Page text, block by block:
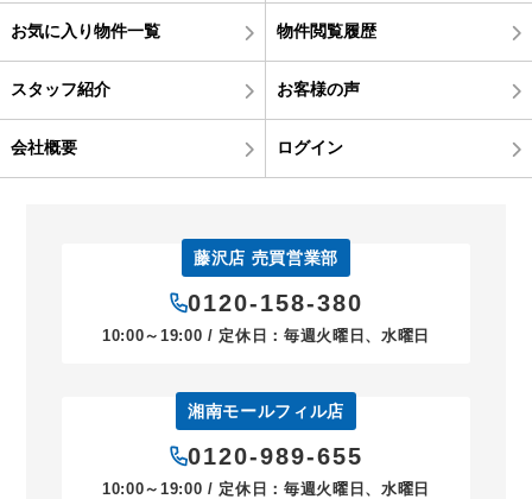
お気に入り物件一覧 物件閲覧履歴
スタッフ紹介 お客様の声
会社概要 ログイン
藤沢店 売買営業部
0120-158-380
10:00～19:00 / 定休日：毎週火曜日、水曜日
湘南モールフィル店
0120-989-655
10:00～19:00 / 定休日：毎週火曜日、水曜日